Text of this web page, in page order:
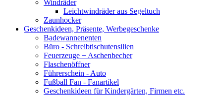
Windräder
Leichtwindräder aus Segeltuch
Zaunhocker
Geschenkideen, Präsente, Werbegeschenke
Badewannenenten
Büro - Schreibtischutensilien
Feuerzeuge + Aschenbecher
Flaschenöffner
Führerschein - Auto
Fußball Fan - Fanartikel
Geschenkideen für Kindergärten, Firmen etc.